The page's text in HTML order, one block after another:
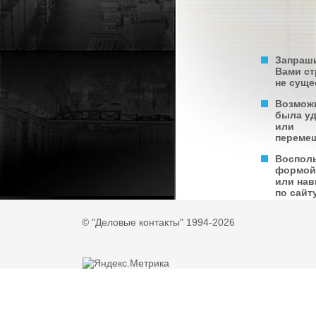
Вами
не
была
или
формой
или
по
© "Деловые контакты" 1994-2026